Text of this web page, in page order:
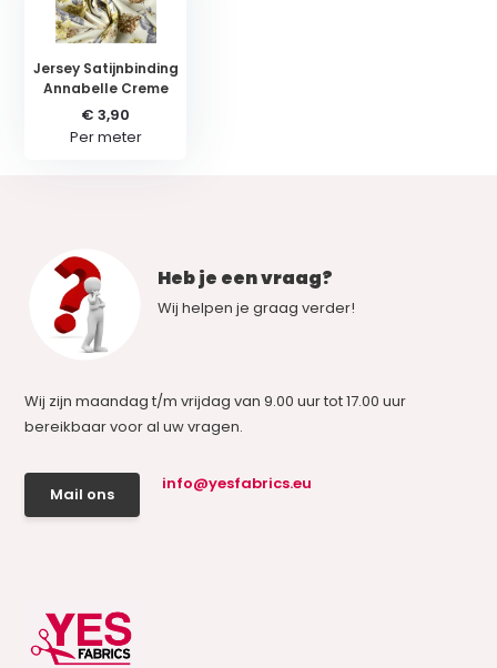
Jersey Satijnbinding
Annabelle Creme
€ 3,90
Per meter
Heb je een vraag?
Wij helpen je graag verder!
Wij zijn maandag t/m vrijdag van 9.00 uur tot 17.00 uur
bereikbaar voor al uw vragen.
Mail ons
info@yesfabrics.eu